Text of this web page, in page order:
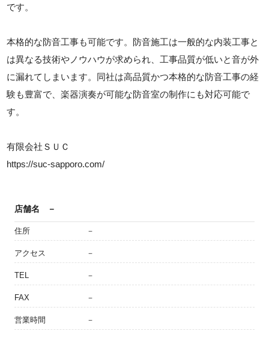
です。
本格的な防音工事も可能です。防音施工は一般的な内装工事と
は異なる技術やノウハウが求められ、工事品質が低いと音が外
に漏れてしまいます。同社は高品質かつ本格的な防音工事の経
験も豊富で、楽器演奏が可能な防音室の制作にも対応可能で
す。
有限会社ＳＵＣ
https://suc-sapporo.com/
店舗名 －
住所 －
アクセス －
TEL －
FAX －
営業時間 －